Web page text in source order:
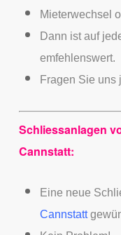
Mieterwechsel
Dann ist auf
emfehlenswert.
Fragen Sie uns
Schliessanlagen
Cannstatt:
Eine neue
Cannstatt